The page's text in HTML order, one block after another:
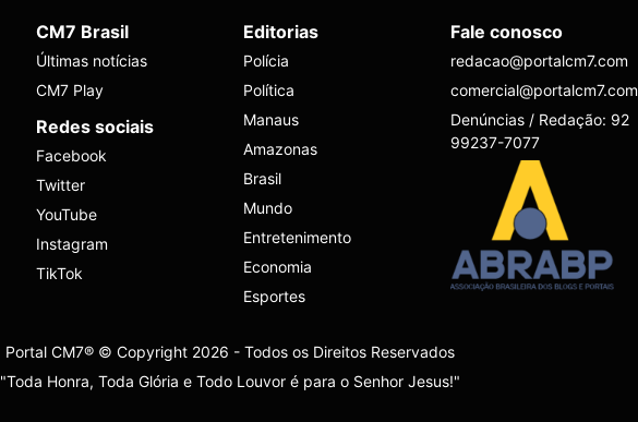
CM7 Brasil
Últimas notícias
CM7 Play
Redes sociais
Facebook
Twitter
YouTube
Instagram
TikTok
Editorias
Polícia
Política
Manaus
Amazonas
Brasil
Mundo
Entretenimento
Economia
Esportes
Fale conosco
redacao@portalcm7.com
comercial@portalcm7.com
Denúncias / Redação: 92
99237-7077
Portal CM7® © Copyright 2026 - Todos os Direitos Reservados
"Toda Honra, Toda Glória e Todo Louvor é para o Senhor Jesus!"